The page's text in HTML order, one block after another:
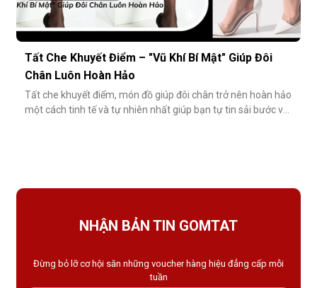
Tất Che Khuyết Điểm – "Vũ Khí Bí Mật" Giúp Đôi
Chân Luôn Hoàn Hảo
Tất che khuyết điểm, món đồ giúp đôi chân trở nên hoàn hảo
một cách tinh tế và tự nhiên nhất giúp bạn tự tin sải bước với
NHẬN BẢN TIN GOMTAT
Đừng bỏ lỡ cơ hội săn những voucher hàng hiệu đẳng cấp mỗi
tuần